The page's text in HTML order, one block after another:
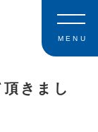
MENU
きまし